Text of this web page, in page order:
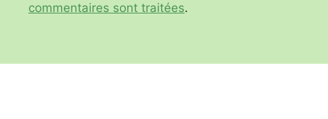
commentaires sont traitées.